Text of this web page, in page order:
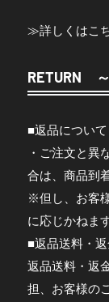
≫詳しくはこ
RETURN
■返品について
・ご注文と異
合は、商品到
※但し、お客
に応じかねます
■返品送料・
返品送料・返
担、お客様の